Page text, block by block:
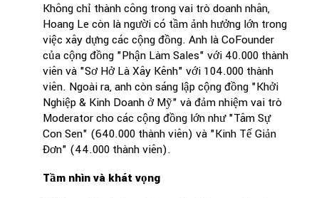
Không chỉ thành công trong vai trò doanh nhân,
Hoang Le còn là người có tầm ảnh hưởng lớn trong
việc xây dựng các cộng đồng. Anh là CoFounder
của cộng đồng "Phận Làm Sales" với 40.000 thành
viên và "Sơ Hở Là Xây Kênh" với 104.000 thành
viên. Ngoài ra, anh còn sáng lập cộng đồng "Khởi
Nghiệp & Kinh Doanh ở Mỹ" và đảm nhiệm vai trò
Moderator cho các cộng đồng lớn như "Tâm Sự
Con Sen" (640.000 thành viên) và "Kinh Tế Giản
Đơn" (44.000 thành viên).
Tầm nhìn và khát vọng